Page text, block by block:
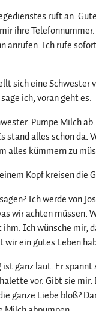
ruft an.
ihre
anrufen. Ich rufe
sich eine
ich, voran geht es.
Pumpe Milch
stand alles schon
alles kümmern zu
Kopf kreisen die
Ich werde von
wir achten müssen.
Ich wünsche mir,
ein gutes Leben
ganz laut. Er
vor. Gibt sie
ganze Liebe bloß?